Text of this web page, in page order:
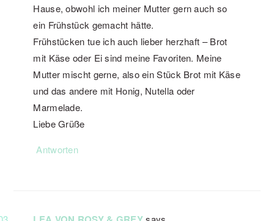
Hause, obwohl ich meiner Mutter gern auch so
ein Frühstück gemacht hätte.
Frühstücken tue ich auch lieber herzhaft – Brot
mit Käse oder Ei sind meine Favoriten. Meine
Mutter mischt gerne, also ein Stück Brot mit Käse
und das andere mit Honig, Nutella oder
Marmelade.
Liebe Grüße
Antworten